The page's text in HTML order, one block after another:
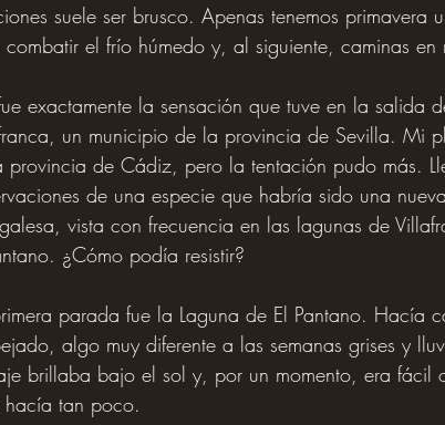
suele ser brusco. Apenas tenemos
combatir el frío húmedo y, al siguiente, caminas
exactamente la sensación que tuve en la salida
un municipio de la provincia de Sevilla. Mi
provincia de Cádiz, pero la tentación pudo más.
de una especie que habría sido una
vista con frecuencia en las lagunas de
¿Cómo podía resistir?
parada fue la Laguna de El Pantano. Hacía
algo muy diferente a las semanas grises y
brillaba bajo el sol y, por un momento, era fácil
tan poco.